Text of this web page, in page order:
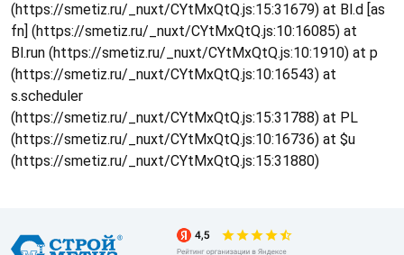
(https://smetiz.ru/_nuxt/CYtMxQtQ.js:15:31679) at Bl.d [as
fn] (https://smetiz.ru/_nuxt/CYtMxQtQ.js:10:16085) at
Bl.run (https://smetiz.ru/_nuxt/CYtMxQtQ.js:10:1910) at p
(https://smetiz.ru/_nuxt/CYtMxQtQ.js:10:16543) at
s.scheduler
(https://smetiz.ru/_nuxt/CYtMxQtQ.js:15:31788) at PL
(https://smetiz.ru/_nuxt/CYtMxQtQ.js:10:16736) at $u
(https://smetiz.ru/_nuxt/CYtMxQtQ.js:15:31880)